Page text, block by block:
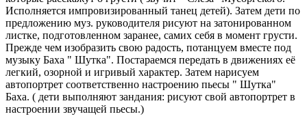
Исполняется импровизированный танец детей). Затем дети по
предложению муз. руководителя рисуют на затонированном
листке, подготовленном заранее, самих себя в момент грусти.
Прежде чем изобразить свою радость, потанцуем вместе под
музыку Баха " Шутка". Постараемся передать в движениях её
легкий, озорной и игривый характер. Затем нарисуем
автопортрет соответственно настроению пьесы " Шутка"
Баха. ( дети выполняют зандания: рисуют свой автопортрет в
настроении звучащей пьесы.)